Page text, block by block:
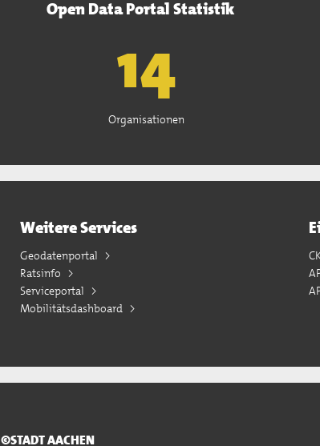
Open Data Portal Statistik
15
Organisationen
Weitere Services
Geodatenportal
Ratsinfo
Serviceportal
Mobilitätsdashboard
©STADT AACHEN